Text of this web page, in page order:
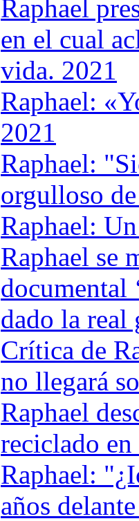
Raphael
en el cual
vida. 2021
Raphael:
2021
Raphael:
orgulloso
Raphael:
Raphael se
documental
dado la real
Crítica de
no llegará
Raphael
reciclado
Raphael:
años